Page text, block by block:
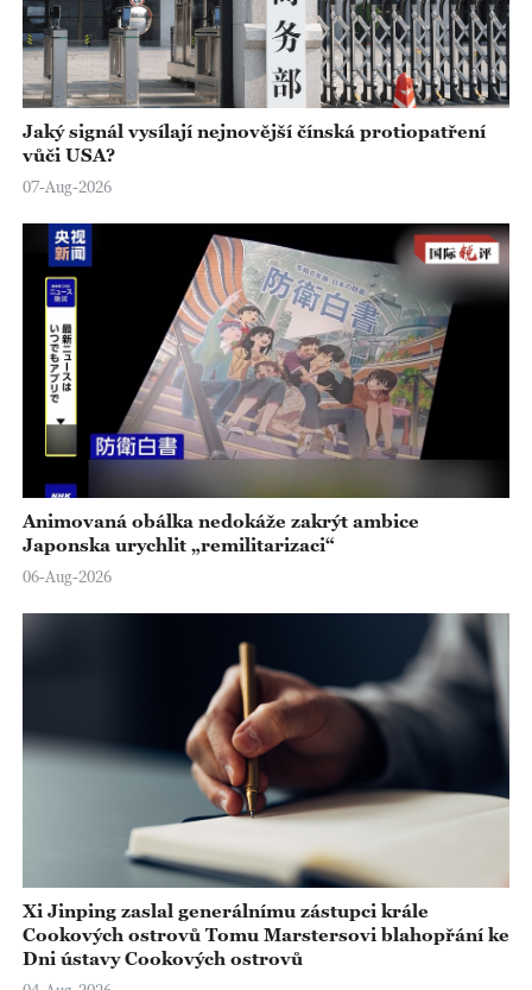
Jaký signál vysílají nejnovější čínská protiopatření
vůči USA?
07-Aug-2026
Animovaná obálka nedokáže zakrýt ambice
Japonska urychlit „remilitarizaci“
06-Aug-2026
Xi Jinping zaslal generálnímu zástupci krále
Cookových ostrovů Tomu Marstersovi blahopřání ke
Dni ústavy Cookových ostrovů